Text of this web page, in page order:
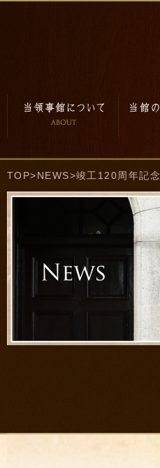
TOP>NEWS>竣工120周年記念